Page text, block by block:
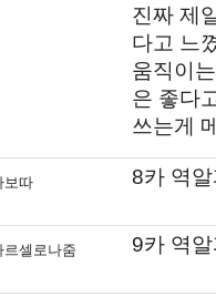
진짜 제
다고 느
움직이
은 좋다
쓰는게
보따 8카 역
르셀로나줌 9카 역